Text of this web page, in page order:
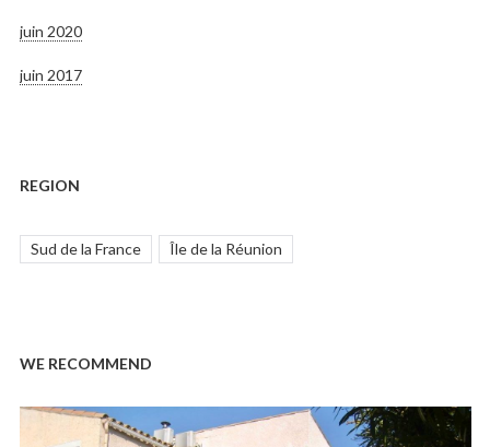
juin 2020
juin 2017
REGION
Sud de la France Île de la Réunion
WE RECOMMEND